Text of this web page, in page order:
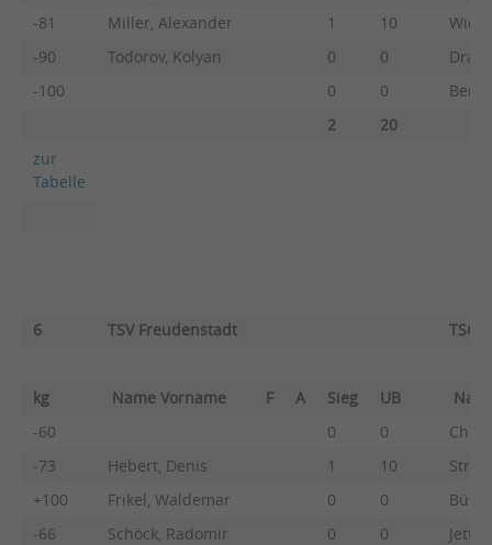
-81
Miller, Alexander 1 10
-90
Todorov, Kolyan 0 0
-100
0 0
2
20
zur
Tabelle
6 TSV Freudenstadt TSG
kg Name Vorname F A Sieg UB
-60
0 0
-73
Hebert, Denis 1 10
+100
Frikel, Waldemar 0 0
-66
Schöck, Radomir 0 0